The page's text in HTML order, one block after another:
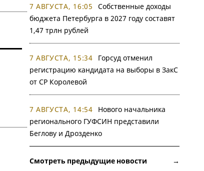
7 АВГУСТА, 16:05
Собственные доходы
бюджета Петербурга в 2027 году составят
1,47 трлн рублей
7 АВГУСТА, 15:34
Горсуд отменил
регистрацию кандидата на выборы в ЗакС
от СР Королевой
7 АВГУСТА, 14:54
Нового начальника
регионального ГУФСИН представили
Беглову и Дрозденко
Смотреть предыдущие новости →